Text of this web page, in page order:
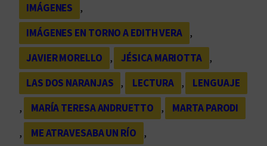
IMÁGENES
,
IMÁGENES EN TORNO A EDITH VERA
,
JAVIER MORELLO
, JÉSICA MARIOTTA
,
LAS DOS NARANJAS
, LECTURA ,
LENGUAJE
,
MARÍA TERESA ANDRUETTO ,
MARTA PARODI
,
ME ATRAVESABA UN RÍO
,